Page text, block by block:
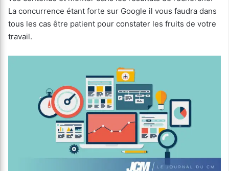
La concurrence étant forte sur Google il vous faudra dans
tous les cas être patient pour constater les fruits de votre
travail.